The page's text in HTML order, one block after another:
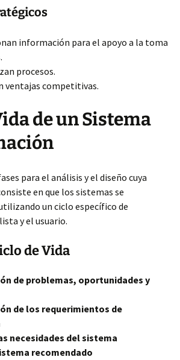
información para el apoyo a la toma
procesos.
ventajas competitivas.
de un Sistema
para el análisis y el diseño cuya
en que los sistemas se
un ciclo específico de
y el usuario.
de Vida
de problemas, oportunidades y
de los requerimientos de
necesidades del sistema
recomendado